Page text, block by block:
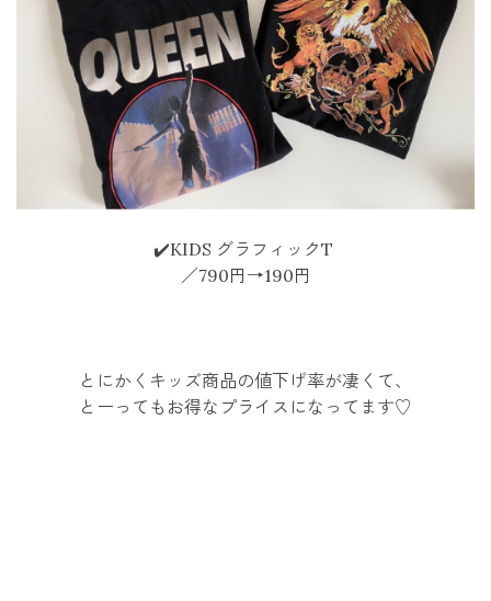
✔️KIDS グラフィックT
／790円→190円
とにかくキッズ商品の値下げ率が凄くて、
とーってもお得なプライスになってます♡